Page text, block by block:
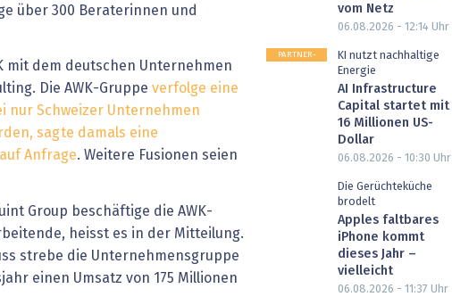
über 300 Beraterinnen und
mit dem deutschen Unternehmen
Die AWK-Gruppe verfolge eine
nur Schweizer Unternehmen
sagte damals eine
Anfrage. Weitere Fusionen seien
Group beschäftige die AWK-
heisst es in der Mitteilung.
strebe die Unternehmensgruppe
einen Umsatz von 175 Millionen
vom Netz
06.08.2026 - 12:14 Uhr
PARTNER-
KI nutzt nachhaltige
Energie
AI Infrastructure
Capital startet mit
16 Millionen US-
Dollar
06.08.2026 - 10:30 Uhr
Die Gerüchteküche
brodelt
Apples faltbares
iPhone kommt
dieses Jahr –
vielleicht
06.08.2026 - 11:37 Uhr